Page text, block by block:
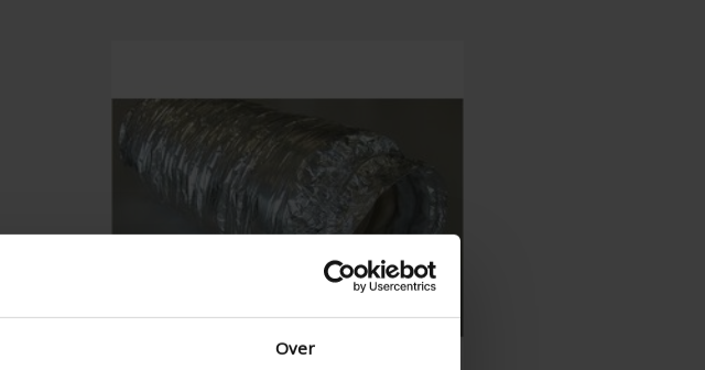
Over